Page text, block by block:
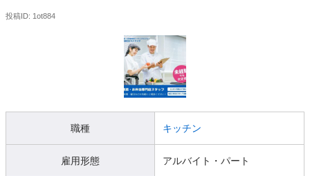
投稿ID: 1ot884
職種 キッチン
雇用形態 アルバイト・パート